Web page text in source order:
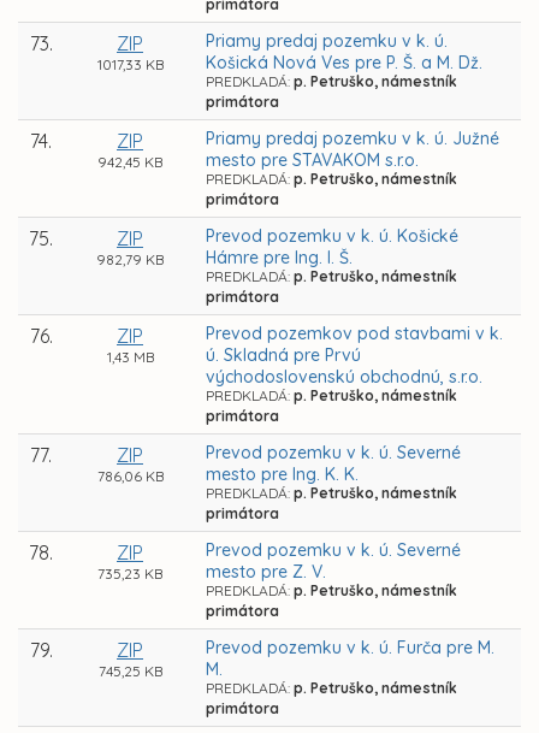
primátora
73. ZIP
1017,33 KB
Priamy predaj pozemku v k. ú.
Košická Nová Ves pre P. Š. a M. Dž.
PREDKLADÁ: p. Petruško, námestník
primátora
74. ZIP
942,45 KB
Priamy predaj pozemku v k. ú. Južné
mesto pre STAVAKOM s.r.o.
PREDKLADÁ: p. Petruško, námestník
primátora
75. ZIP
982,79 KB
Prevod pozemku v k. ú. Košické
Hámre pre Ing. I. Š.
PREDKLADÁ: p. Petruško, námestník
primátora
76. ZIP
1,43 MB
Prevod pozemkov pod stavbami v k.
ú. Skladná pre Prvú
východoslovenskú obchodnú, s.r.o.
PREDKLADÁ: p. Petruško, námestník
primátora
77. ZIP
786,06 KB
Prevod pozemku v k. ú. Severné
mesto pre Ing. K. K.
PREDKLADÁ: p. Petruško, námestník
primátora
78. ZIP
735,23 KB
Prevod pozemku v k. ú. Severné
mesto pre Z. V.
PREDKLADÁ: p. Petruško, námestník
primátora
79. ZIP
745,25 KB
Prevod pozemku v k. ú. Furča pre M.
M.
PREDKLADÁ: p. Petruško, námestník
primátora